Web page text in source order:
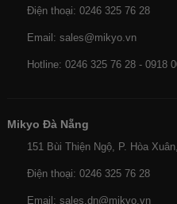
Điện thoại: 0246 325 76 28
Email: sales@mikyo.vn
Hotline: 0246 325 76 28 - 0918
Mikyo Đà Nẵng
151 Bùi Thiện Ngộ, P. Hòa
Điện thoại: 0246 325 76 28
Email: sales.dn@mikyo.vn